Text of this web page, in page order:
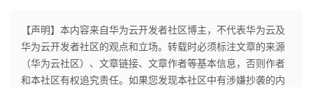
【声明】本内容来自华为云开发者社区博主，不代表华为云及
华为云开发者社区的观点和立场。转载时必须标注文章的来源
（华为云社区）、文章链接、文章作者等基本信息，否则作者
和本社区有权追究责任。如果您发现本社区中有涉嫌抄袭的内